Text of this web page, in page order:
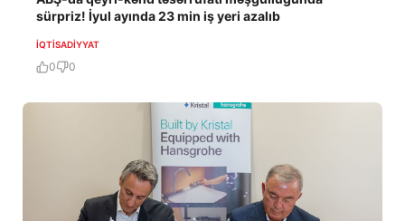
sürpriz! İyul ayında 23 min iş yeri azalıb
İQTISADIYYAT
0 0